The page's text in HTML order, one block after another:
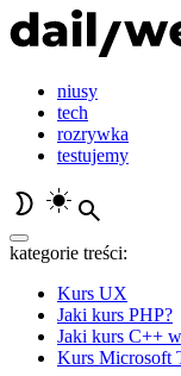
niusy
tech
rozrywka
testujemy
kategorie treści:
Kurs UX
Jaki kurs PHP?
Jaki kurs C++
Kurs Microsoft